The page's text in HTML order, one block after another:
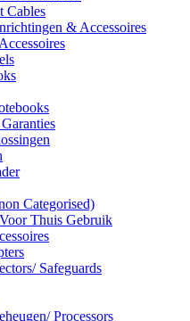
Cables
& Accessoires
Categorised)
Thuis Gebruik
Safeguards
Processors